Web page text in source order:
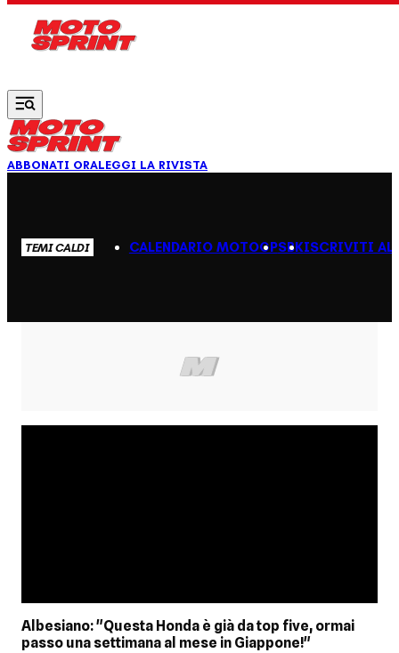
ABBONATI ORALEGGI LA RIVISTA
TEMI CALDI CALENDARIO MOTOGPSBKISCRIVITI AL
Albesiano: "Questa Honda è già da top five, ormai
passo una settimana al mese in Giappone!"